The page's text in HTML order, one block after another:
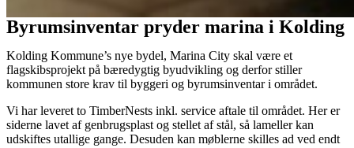
Byrumsinventar pryder marina i Kolding
Kolding Kommune’s nye bydel, Marina City skal være et
flagskibsprojekt på bæredygtig byudvikling og derfor stiller
kommunen store krav til byggeri og byrumsinventari området.
Vi har leveret to TimberNests inkl. service aftale til området. Her er
siderne lavet af genbrugsplast og stellet af stål, så lameller kan
udskiftes utallige gange. Desuden kan møblerne skilles ad ved endt